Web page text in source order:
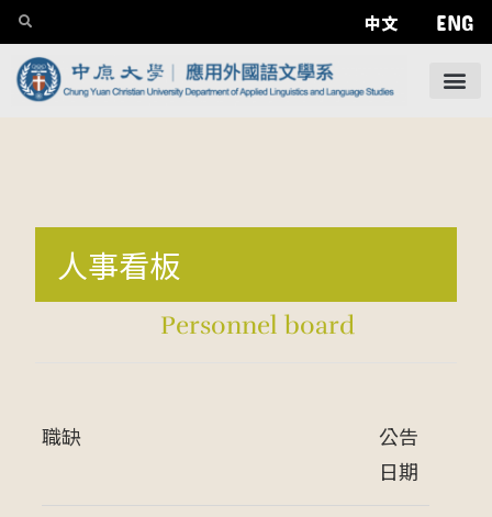
中文 ENG
人事看板
Personnel board
職缺
公告
日期